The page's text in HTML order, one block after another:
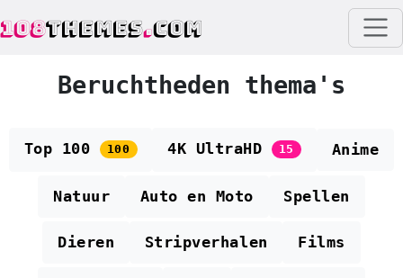
108THEMES.COM
Beruchtheden thema's
Top 100 100 4K UltraHD 15 Anime
Natuur Auto en Moto Spellen
Dieren Stripverhalen Films